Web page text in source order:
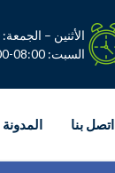
الأثنين – الجمعة: 07:30-17:00
السبت: 08:00-13:00
المدونة اتصل بنا